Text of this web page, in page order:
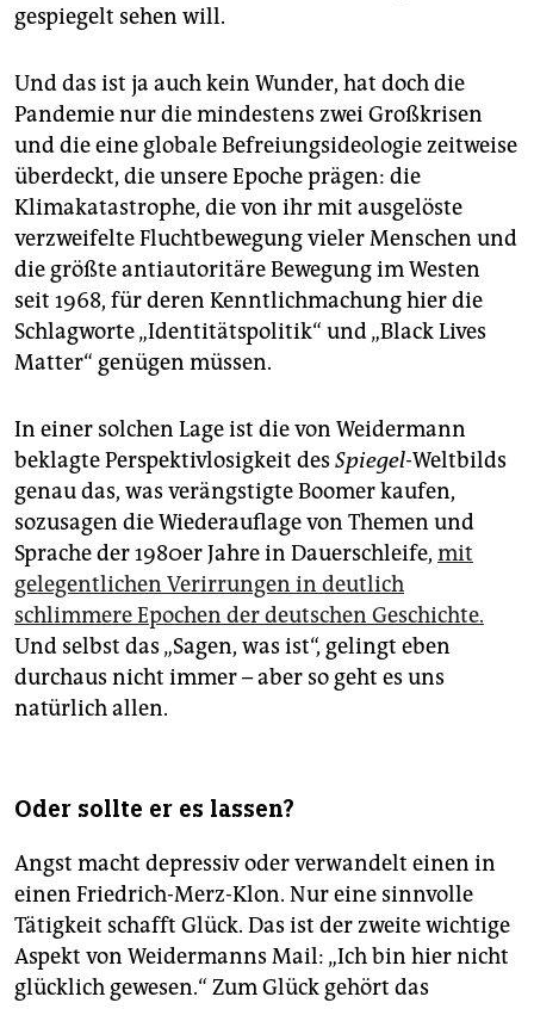
gespiegelt sehen will.
Und das ist ja auch kein Wunder, hat doch die
Pandemie nur die mindestens zwei Großkrisen
und die eine globale Befreiungsideologie zeitweise
überdeckt, die unsere Epoche prägen: die
Klimakatastrophe, die von ihr mit ausgelöste
verzweifelte Fluchtbewegung vieler Menschen und
die größte antiautoritäre Bewegung im Westen
seit 1968, für deren Kenntlichmachung hier die
Schlagworte „Identitätspolitik“ und „Black Lives
Matter“ genügen müssen.
In einer solchen Lage ist die von Weidermann
beklagte Perspektivlosigkeit des Spiegel-Weltbilds
genau das, was verängstigte Boomer kaufen,
sozusagen die Wiederauflage von Themen und
Sprache der 1980er Jahre in Dauerschleife, mit
gelegentlichen Verirrungen in deutlich
schlimmere Epochen der deutschen Geschichte.
Und selbst das „Sagen, was ist“, gelingt eben
durchaus nicht immer – aber so geht es uns
natürlich allen.
Oder sollte er es lassen?
Angst macht depressiv oder verwandelt einen in
einen Friedrich-Merz-Klon. Nur eine sinnvolle
Tätigkeit schafft Glück. Das ist der zweite wichtige
Aspekt von Weidermanns Mail: „Ich bin hier nicht
glücklich gewesen.“ Zum Glück gehört das